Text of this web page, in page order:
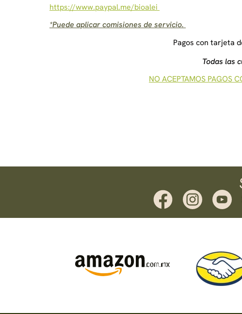
https://www.paypal.me/bioalei
*Puede aplicar comisiones de servicio.
Pagos con tarjeta
Todas las
NO ACEPTAMOS PAGOS